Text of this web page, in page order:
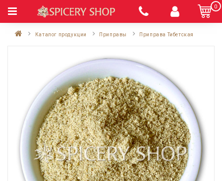
0
Каталог продукции Приправы Приправа Тибетская